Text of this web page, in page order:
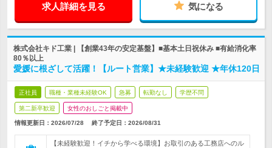
求人詳細を見る 気になる
株式会社キド工業 | 【創業43年の安定基盤】■基本土日祝休み ■有給消化率
80％以上
愛媛に根ざして活躍！【ルート営業】★未経験歓迎 ★年休120日
正社員 職種・業種未経験OK 急募 転勤なし 学歴不問
第二新卒歓迎 女性のおしごと掲載中
情報更新日：2026/07/28 終了予定日： 2026/08/31
【未経験歓迎！イチから学べる環境】お取引のある工務店へのル